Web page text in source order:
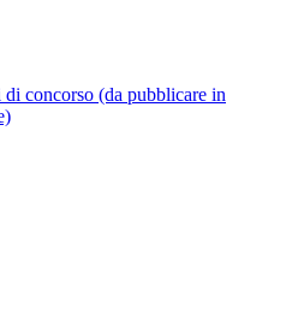
di concorso (da pubblicare in